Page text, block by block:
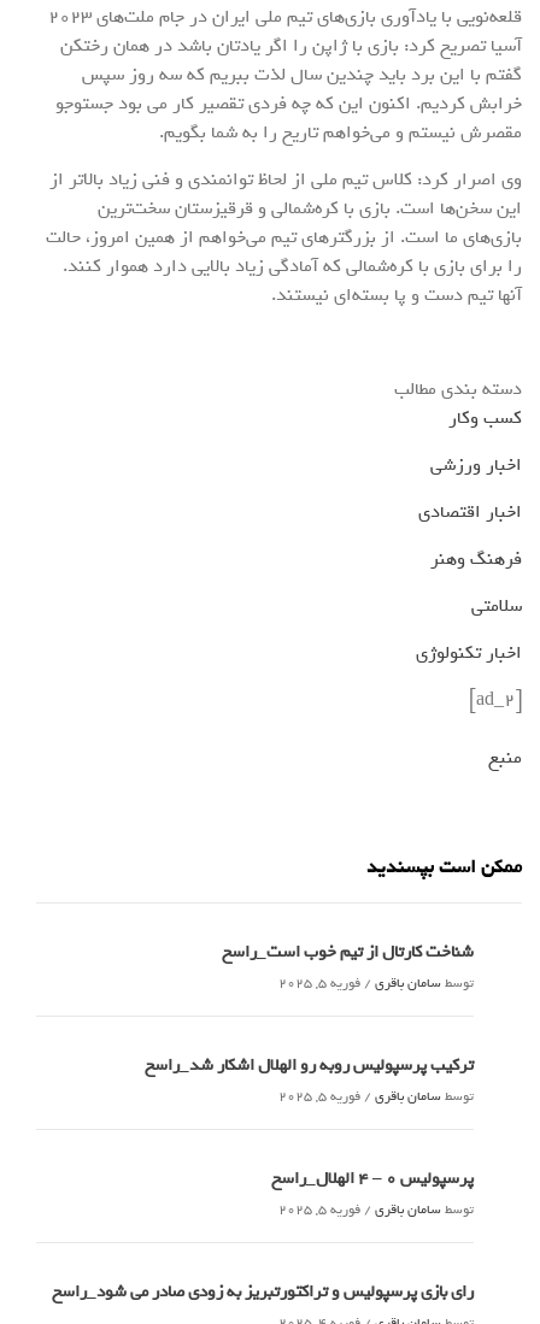
قلعه‌نویی با یادآوری بازی‌های تیم ملی ایران در جام ملت‌های ۲۰۲۳
آسیا تصریح کرد: بازی با ژاپن را اگر یادتان باشد در همان رختکن
گفتم با این برد باید چندین سال لذت ببریم که سه روز سپس
خرابش کردیم. اکنون این که چه فردی تقصیر کار می بود جستوجو
مقصرش نیستم و می‌خواهم تاریخ را به شما بگویم.
وی اصرار کرد: کلاس تیم ملی از لحاظ توانمندی و فنی زیاد بالاتر از
این سخن‌ها است. بازی با کره‌شمالی و قرقیزستان سخت‌ترین
بازی‌های ما است. از بزرگترهای تیم می‌خواهم از همین امروز، حالت
را برای بازی با کره‌شمالی که آمادگی زیاد بالایی دارد هموار کنند.
آنها تیم دست و پا بسته‌ای نیستند.
دسته بندی مطالب
کسب وکار
اخبار ورزشی
اخبار اقتصادی
فرهنگ وهنر
سلامتی
اخبار تکنولوژی
[ad_2]
منبع
ممکن است بپسندید
شناخت کارتال از تیم خوب است_راسخ
توسطسامان باقری / فوریه 5, 2025
ترکیب پرسپولیس روبه رو الهلال اشکار شد_راسخ
توسطسامان باقری / فوریه 5, 2025
پرسپولیس 0 – ۴ الهلال_راسخ
توسطسامان باقری / فوریه 5, 2025
رای بازی پرسپولیس و تراکتورتبریز به زودی صادر می شود_راسخ